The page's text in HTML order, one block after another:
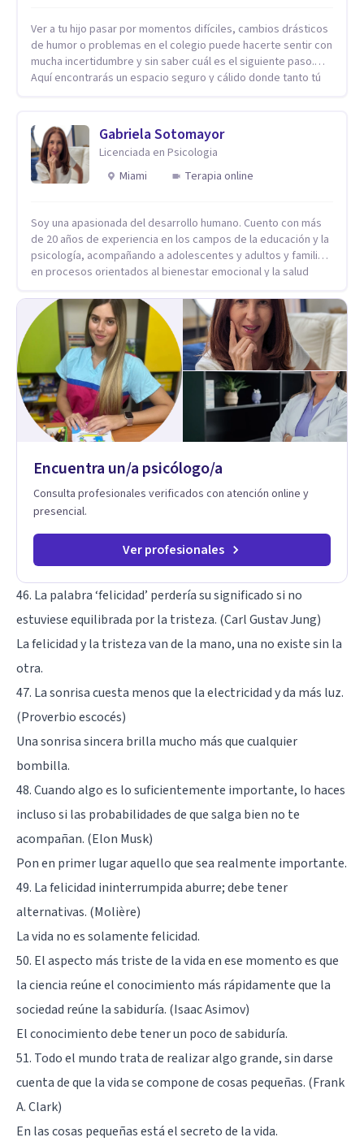
Ver a tu hijo pasar por momentos difíciles, cambios drásticos
de humor o problemas en el colegio puede hacerte sentir con
mucha incertidumbre y sin saber cuál es el siguiente paso.
Aquí encontrarás un espacio seguro y cálido donde tanto tú
casa. Me especializo en guiar a familias a través de
herramientas prácticas y dinámicas adaptadas a la edad de
cada menor, dejando de lado las etiquetas y los tecnicismos.
Mi forma de trabajar se centra en entender las emociones
fortaleciendo la comunicación entre ustedes. Acompaño a
niños y adolescentes que están lidiando con la ansiedad, la
timidez, la rebeldía o dificultades escolares, así como a
padres que buscan orientación y pautas claras para educar
primer paso hacia una convivencia familiar más armoniosa,
agenda tu sesión y empecemos a trabajar juntos.
Gabriela Sotomayor
Licenciada en Psicologia
Miami
Terapia online
Soy una apasionada del desarrollo humano. Cuento con más
de 20 años de experiencia en los campos de la educación y la
psicología, acompañando a adolescentes y adultos y familias
en procesos orientados al bienestar emocional y la salud
las personas accedan a una vida más digna, plena y con
sentido. Considero que esto es posible cuando
desarrollamos una mayor conciencia de nuestro mundo
interior y de la manera en que nuestras experiencias influyen
en nuestra forma de sentir, pensar y relacionarnos. Mi misión
es ofrecer un espacio de acompañamiento en salud mental
basado en la comprensión, la compasión y el respeto por el
ritmo de cada persona. Integro conocimientos y herramientas
de la psicología con un enfoque informado en trauma para
fortalecer sus recursos personales, desarrollar nuevas
resiliencia y bienestar. Creo profundamente en la
autoconciencia como un camino fundamental para la
transformación personal y para construir una vida más
auténtica y significativa.
Encuentra un/a psicólogo/a
Consulta profesionales verificados con atención online y
presencial.
Ver profesionales
46. La palabra ‘felicidad’ perdería su significado si no
estuviese equilibrada por la tristeza. (Carl Gustav Jung)
La felicidad y la tristeza van de la mano, una no existe sin la
otra.
47. La sonrisa cuesta menos que la electricidad y da más luz.
(Proverbio escocés)
Una sonrisa sincera brilla mucho más que cualquier
bombilla.
48. Cuando algo es lo suficientemente importante, lo haces
incluso si las probabilidades de que salga bien no te
acompañan. (Elon Musk)
Pon en primer lugar aquello que sea realmente importante.
49. La felicidad ininterrumpida aburre; debe tener
alternativas. (Molière)
La vida no es solamente felicidad.
50. El aspecto más triste de la vida en ese momento es que
la ciencia reúne el conocimiento más rápidamente que la
sociedad reúne la sabiduría. (Isaac Asimov)
El conocimiento debe tener un poco de sabiduría.
51. Todo el mundo trata de realizar algo grande, sin darse
cuenta de que la vida se compone de cosas pequeñas. (Frank
A. Clark)
En las cosas pequeñas está el secreto de la vida.